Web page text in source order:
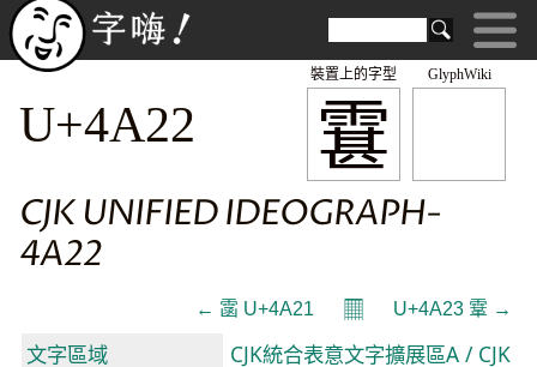
GlyphWiki
䨢
裝置上的字型
U+4A22
CJK UNIFIED IDEOGRAPH-
4A22
← 䨡 U+4A21 𝄜 U+4A23 䨣 →
文字區域
CJK統合表意文字擴展區A / CJK